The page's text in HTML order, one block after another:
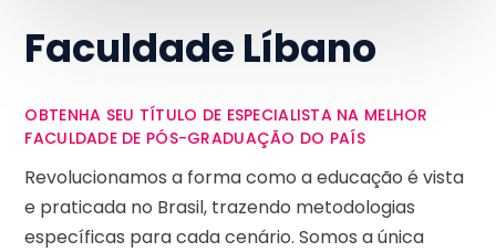
Faculdade Líbano
OBTENHA SEU TÍTULO DE ESPECIALISTA NA MELHOR
FACULDADE DE PÓS-GRADUAÇÃO DO PAÍS
Revolucionamos a forma como a educação é vista
e praticada no Brasil, trazendo metodologias
específicas para cada cenário. Somos a única